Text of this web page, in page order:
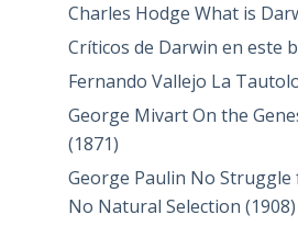
Charles Hodge What is
Críticos de Darwin en este
Fernando Vallejo La
George Mivart On the
(1871)
George Paulin No Struggle
No Natural Selection (1908)